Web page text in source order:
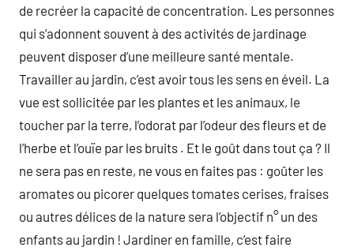
de recréer la capacité de concentration. Les personnes
qui s’adonnent souvent à des activités de jardinage
peuvent disposer d’une meilleure santé mentale.
Travailler au jardin, c’est avoir tous les sens en éveil. La
vue est sollicitée par les plantes et les animaux, le
toucher par la terre, l’odorat par l’odeur des fleurs et de
l’herbe et l’ouïe par les bruits . Et le goût dans tout ça ? Il
ne sera pas en reste, ne vous en faites pas : goûter les
aromates ou picorer quelques tomates cerises, fraises
ou autres délices de la nature sera l’objectif n° un des
enfants au jardin ! Jardiner en famille, c’est faire